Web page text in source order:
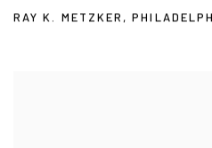
RAY K. METZKER ,